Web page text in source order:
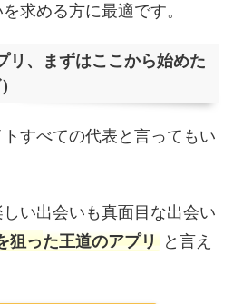
求める方に最適です。
リ、まずはここから始めた
すべての代表と言ってもい
い出会いも真面目な出会い
狙った王道のアプリ と言え